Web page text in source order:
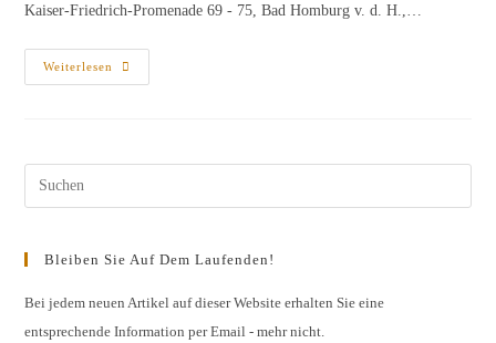
Kaiser-Friedrich-Promenade 69 - 75, Bad Homburg v. d. H.,…
Weiterlesen
Vorstellungsprobe
Des
Rheingau,
Bleiben Sie Auf Dem Laufenden!
Bei jedem neuen Artikel auf dieser Website erhalten Sie eine
entsprechende Information per Email - mehr nicht.